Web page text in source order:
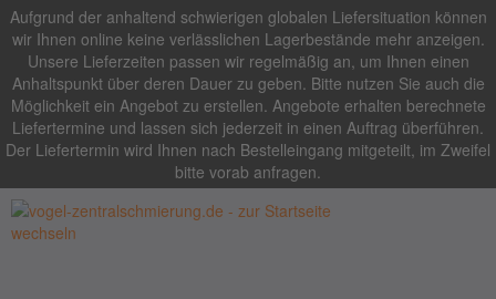
Aufgrund der anhaltend schwierigen globalen Liefersituation können
wir Ihnen online keine verlässlichen Lagerbestände mehr anzeigen.
Unsere Lieferzeiten passen wir regelmäßig an, um Ihnen einen
Anhaltspunkt über deren Dauer zu geben. Bitte nutzen Sie auch die
Möglichkeit ein Angebot zu erstellen. Angebote erhalten berechnete
Liefertermine und lassen sich jederzeit in einen Auftrag überführen.
Der Liefertermin wird Ihnen nach Bestelleingang mitgeteilt, im Zweifel
bitte vorab anfragen.